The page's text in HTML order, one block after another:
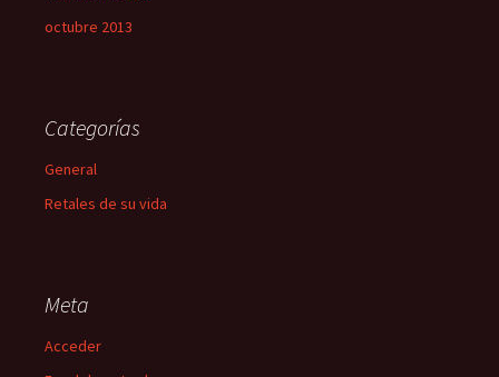
octubre 2013
Categorías
General
Retales de su vida
Meta
Acceder